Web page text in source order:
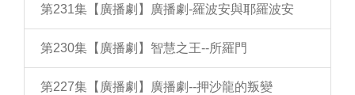
第231集【廣播劇】廣播劇-羅波安與耶羅波安
第230集【廣播劇】智慧之王--所羅門
第227集【廣播劇】廣播劇--押沙龍的叛變